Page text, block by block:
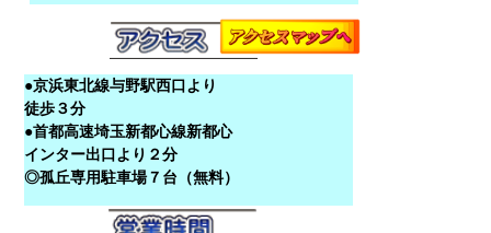
●京浜東北線与野駅西口より
徒歩３分
●首都高速埼玉新都心線新都心
インター出口より２分
◎孤丘専用駐車場７台（無料）